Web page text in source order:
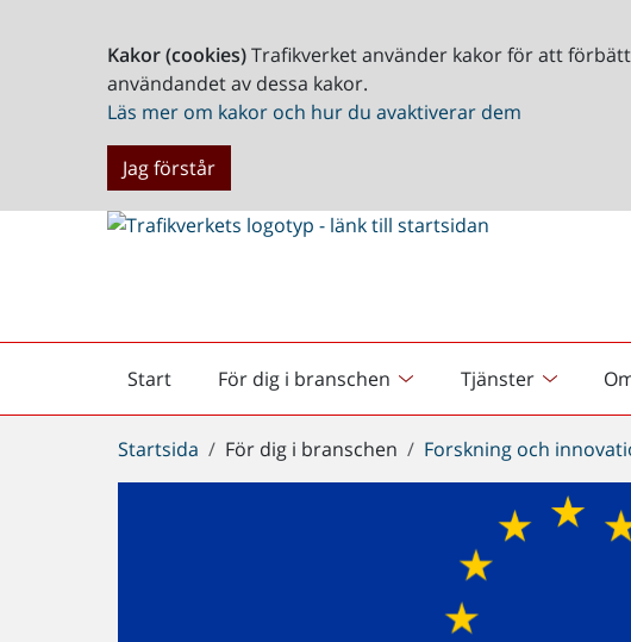
Kakor (cookies)Trafikverket använder kakor för att
användandet av dessa kakor.
Läs mer om kakor och hur du avaktiverar dem
Jag förstår
Start
Startsida För dig i branschen Tjänster
Du
är
Startsida För dig i branschen Forskning och